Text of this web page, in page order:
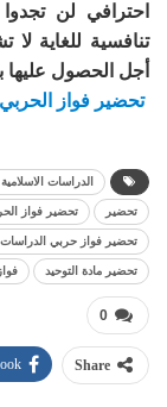
احترافي لن
تنافسية للغاية
أجل الحصول عليها
تحضير فواز الحربي
الدراسات
تحضير تحضير فواز
تحضير فواز حربي الدراسات
تحضير مادة التوحيد
0
Share